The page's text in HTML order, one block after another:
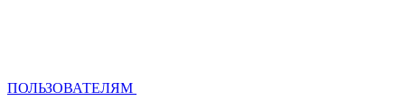
ПОЛЬЗОВАТЕЛЯМ